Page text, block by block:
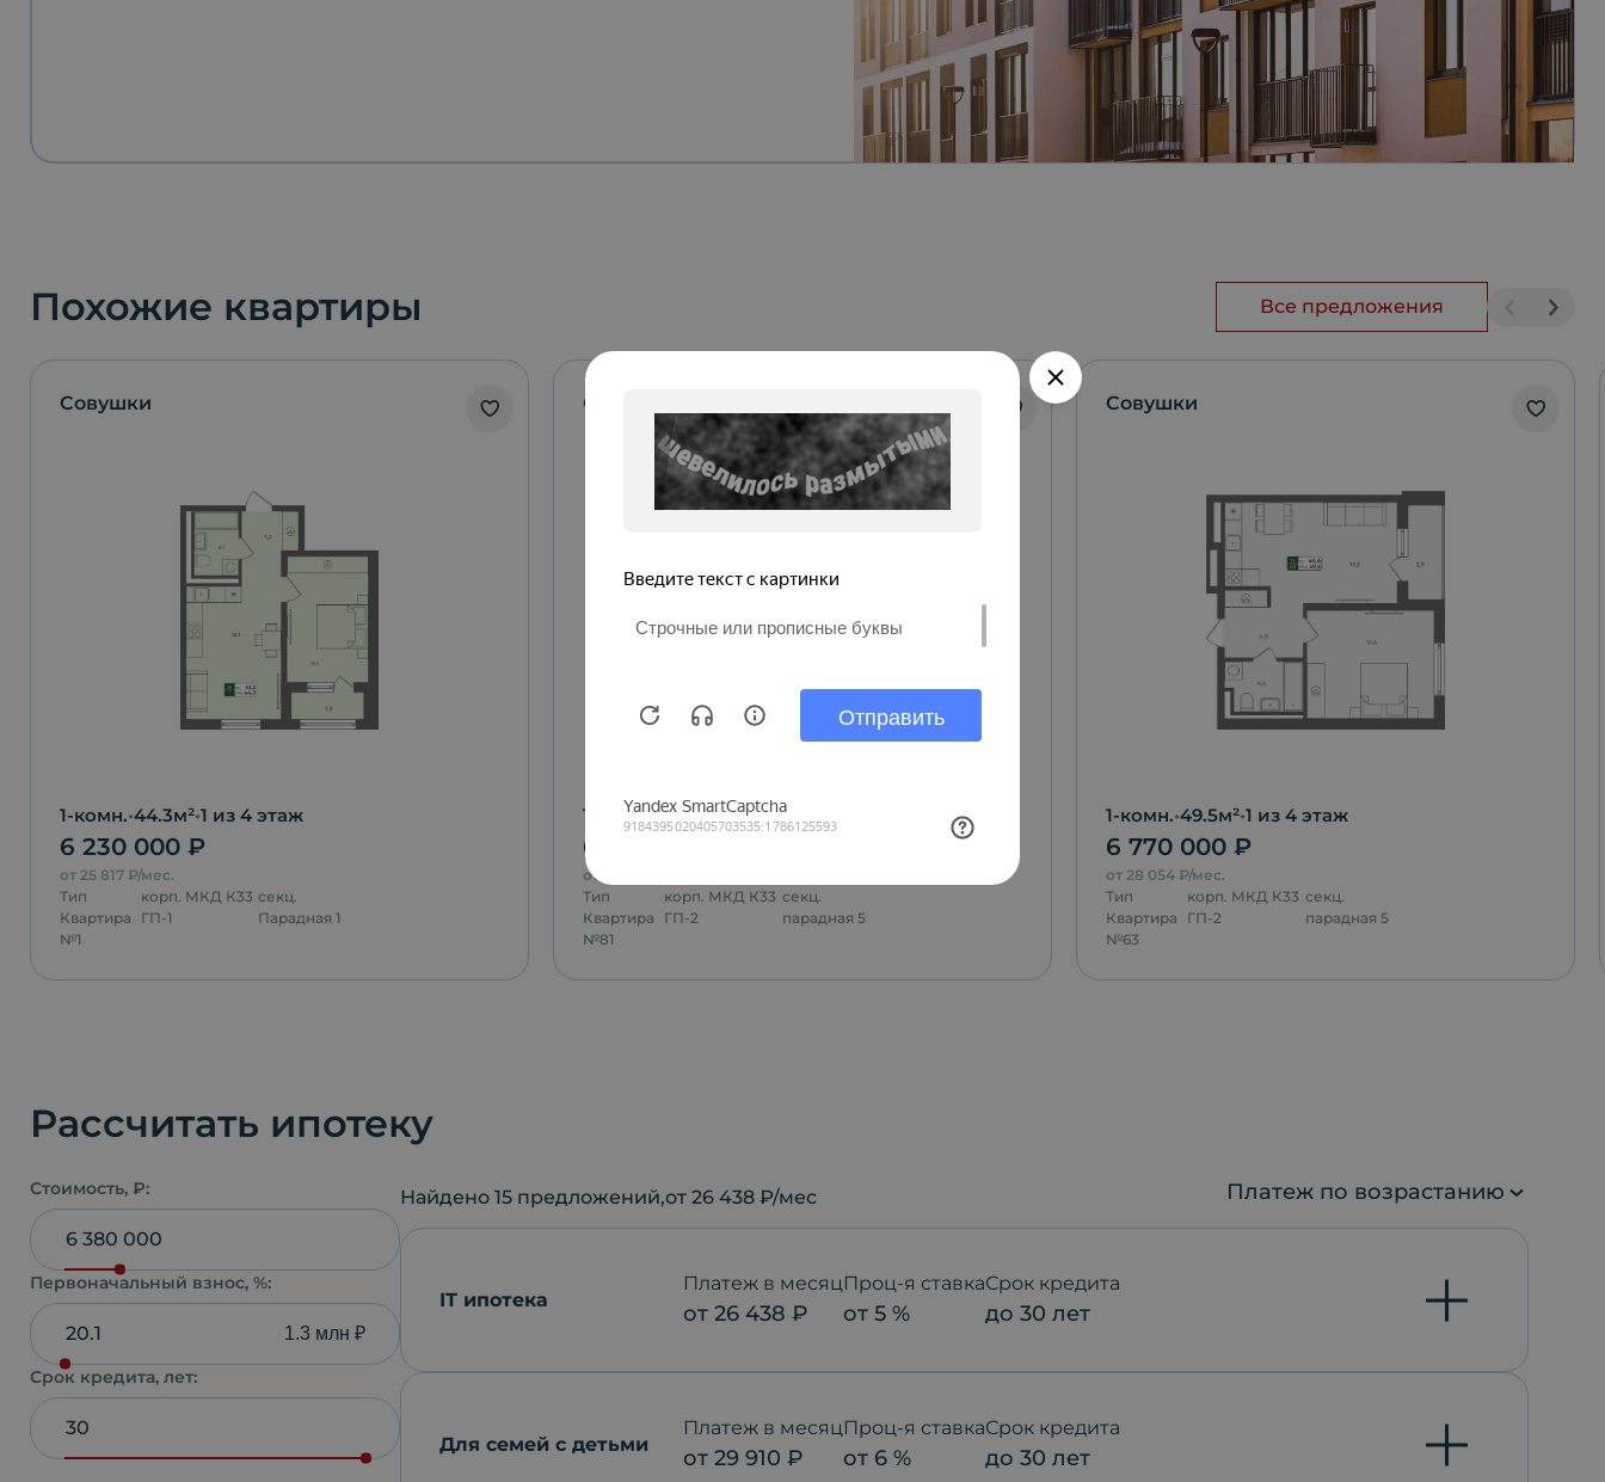
Похожие квартиры Все предложения
Совушки
1-комн.•44.3м²•1 из 4 этаж
6 230 000 ₽
от 25 817 ₽/мес.
Тип
Квартира
корп. МКД К33
ГП-1
секц.
Парадная 1
№1
Совушки
1-комн.•47.9м²•4 из 4 этаж
6 360 000
от
Тип
Квартира
корп. МКД К33
ГП-2
секц.
парадная 5
№81
Совушки
1-комн.•49.5м²•1 из 4 этаж
6 770 000 ₽
от 28 054 ₽/мес.
Тип
Квартира
корп. МКД К33
ГП-2
секц.
парадная 5
№63
Рассчитать ипотеку
Стоимость, ₽:
Первоначальный взнос, %:
1.3 млн ₽
Срок кредита, лет:
Найдено 15 предложений,от 26 438 ₽/мес Платеж по возрастанию
IT ипотека
Платеж в месяц
от 26 438 ₽
Проц-я ставка
от 5 %
Срок кредита
до 30 лет
Для семей с детьми
Платеж в месяц
от 29 910 ₽
Проц-я ставка
от 6 %
Срок кредита
до 30 лет